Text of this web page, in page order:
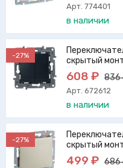
Арт. 774401
в наличии
-27%
скрытый
608 ₽ 836
Арт. 672612
в наличии
-27%
скрытый
499 ₽ 686